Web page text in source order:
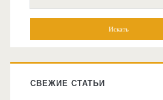
СВЕЖИЕ СТАТЬИ